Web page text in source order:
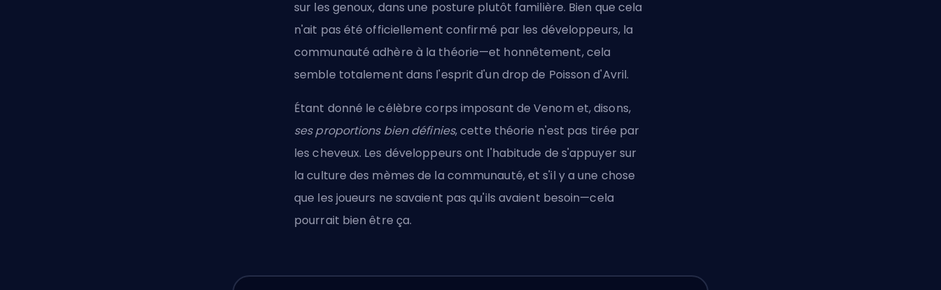
sur les genoux, dans une posture plutôt familière. Bien que cela
n'ait pas été officiellement confirmé par les développeurs, la
communauté adhère à la théorie—et honnêtement, cela
semble totalement dans l'esprit d'un drop de Poisson d'Avril.
Étant donné le célèbre corps imposant de Venom et, disons,
ses proportions bien définies, cette théorie n'est pas tirée par
les cheveux. Les développeurs ont l'habitude de s'appuyer sur
la culture des mèmes de la communauté, et s'il y a une chose
que les joueurs ne savaient pas qu'ils avaient besoin—cela
pourrait bien être ça.